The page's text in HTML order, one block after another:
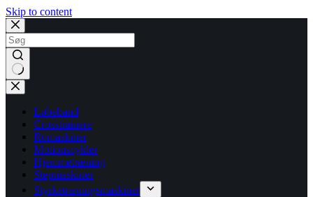
Skip to content
No
results
Løbebånd
Crosstrainere
Romaskiner
Motionscykler
Hjemmetræning
Stepmaskiner
Styrketræningsmaskiner